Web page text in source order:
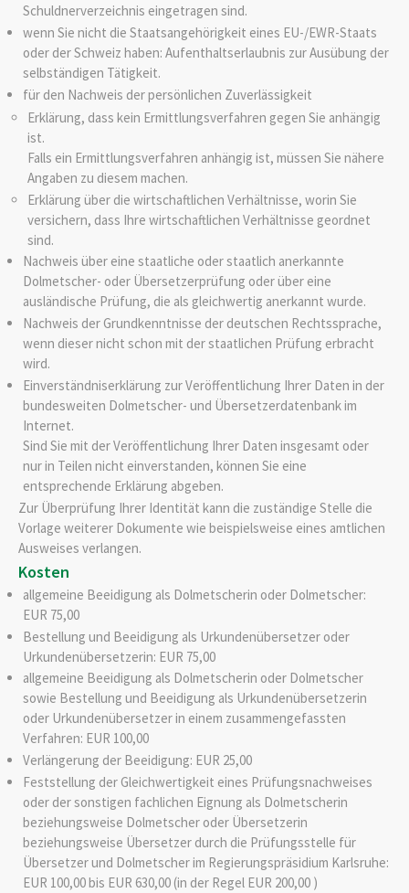
Schuldnerverzeichnis eingetragen sind.
wenn Sie nicht die Staatsangehörigkeit eines EU-/EWR-Staats
oder der Schweiz haben: Aufenthaltserlaubnis zur Ausübung der
selbständigen Tätigkeit.
für den Nachweis der persönlichen Zuverlässigkeit
Erklärung, dass kein Ermittlungsverfahren gegen Sie anhängig
ist.
Falls ein Ermittlungsverfahren anhängig ist, müssen Sie nähere
Angaben zu diesem machen.
Erklärung über die wirtschaftlichen Verhältnisse, worin Sie
versichern, dass Ihre wirtschaftlichen Verhältnisse geordnet
sind.
Nachweis über eine staatliche oder staatlich anerkannte
Dolmetscher- oder Übersetzerprüfung oder über eine
ausländische Prüfung, die als gleichwertig anerkannt wurde.
Nachweis der Grundkenntnisse der deutschen Rechtssprache,
wenn dieser nicht schon mit der staatlichen Prüfung erbracht
wird.
Einverständniserklärung zur Veröffentlichung Ihrer Daten in der
bundesweiten Dolmetscher- und Übersetzerdatenbank im
Internet.
Sind Sie mit der Veröffentlichung Ihrer Daten insgesamt oder
nur in Teilen nicht einverstanden, können Sie eine
entsprechende Erklärung abgeben.
Zur Überprüfung Ihrer Identität kann die zuständige Stelle die
Vorlage weiterer Dokumente wie beispielsweise eines amtlichen
Ausweises verlangen.
Kosten
allgemeine Beeidigung als Dolmetscherin oder Dolmetscher:
EUR 75,00
Bestellung und Beeidigung als Urkundenübersetzer oder
Urkundenübersetzerin: EUR 75,00
allgemeine Beeidigung als Dolmetscherin oder Dolmetscher
sowie Bestellung und Beeidigung als Urkundenübersetzerin
oder Urkundenübersetzer in einem zusammengefassten
Verfahren: EUR 100,00
Verlängerung der Beeidigung: EUR 25,00
Feststellung der Gleichwertigkeit eines Prüfungsnachweises
oder der sonstigen fachlichen Eignung als Dolmetscherin
beziehungsweise Dolmetscher oder Übersetzerin
beziehungsweise Übersetzer durch die Prüfungsstelle für
Übersetzer und Dolmetscher im Regierungspräsidium Karlsruhe:
EUR 100,00 bis EUR 630,00 (in der Regel EUR 200,00 )